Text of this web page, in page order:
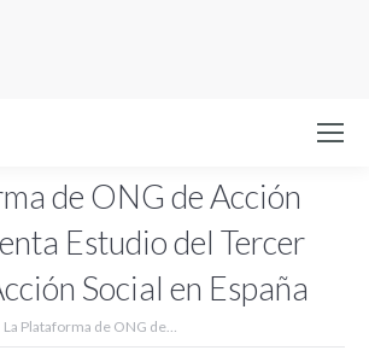
de ONG de Acción
Estudio del Tercer
Social en España
La Plataforma de ONG de…